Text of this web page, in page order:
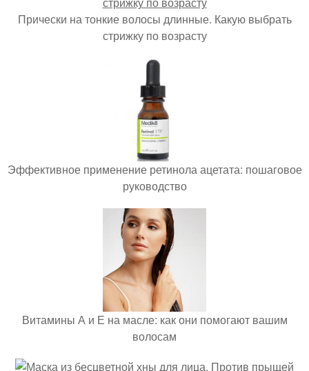
Прически на тонкие волосы длинные. Какую выбрать
стрижку по возрасту
Эффективное применение ретинола ацетата: пошаговое
руководство
Витамины А и Е на масле: как они помогают вашим
волосам